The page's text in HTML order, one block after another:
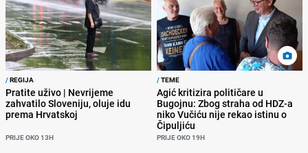
/REGIJA
Pratite uživo | Nevrijeme
zahvatilo Sloveniju, oluje idu
prema Hrvatskoj
PRIJE OKO 13H
/TEME
Agić kritizira političare u
Bugojnu: Zbog straha od HDZ-a
niko Vučiću nije rekao istinu o
Čipuljiću
PRIJE OKO 19H